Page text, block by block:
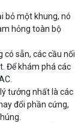
bỏ một khung, nó
hỏng toàn bộ
có sẵn, các cầu nối
Để khám phá các
tưởng nhất là các
đổi phần cứng,